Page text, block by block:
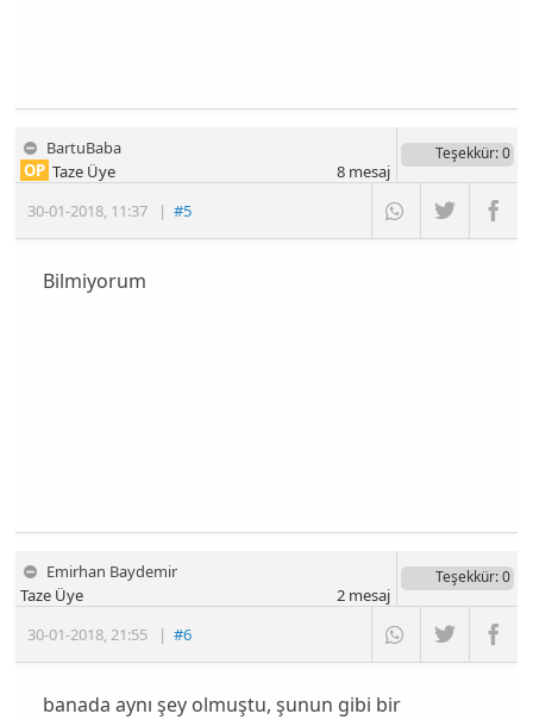
BartuBaba
30-01-2018, 11:37 |#5
OP Taze Üye
Teşekkür: 0
8mesaj
Bilmiyorum
Emirhan Baydemir
30-01-2018,21:55 |#6
Taze Üye
Teşekkür: 0
2mesaj
banada aynı şey olmuştu, şunun gibi bir